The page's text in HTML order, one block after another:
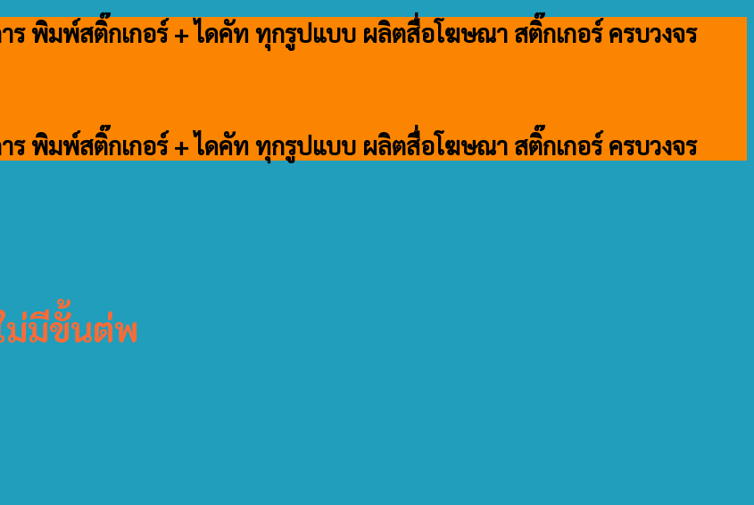
พิมพ์สติ๊กเกอร์ + ไดคัท ทุกรูปแบบ ผลิตสื่อโฆษณา สติ๊กเกอร์ ครบวงจร
พิมพ์สติ๊กเกอร์ + ไดคัท ทุกรูปแบบ ผลิตสื่อโฆษณา สติ๊กเกอร์ ครบวงจร
ม่มีขั้นต่พ